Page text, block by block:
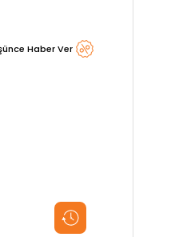
Haber Ver